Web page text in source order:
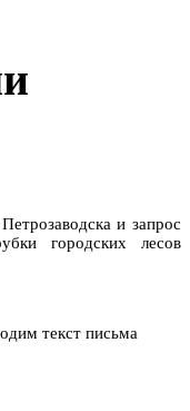
и запрос
городских лесов
текст письма